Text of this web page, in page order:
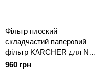
Фільтр плоский
складчастий паперовий
фільтр KARCHER для NT
65/2 Eco / опція для NT 75/2
960 грн